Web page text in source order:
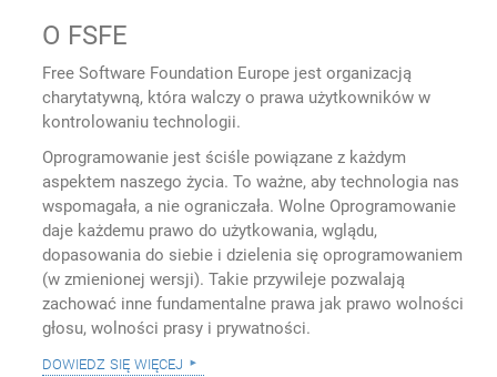
O FSFE
Free Software Foundation Europe jest organizacją
charytatywną, która walczy o prawa użytkowników w
kontrolowaniu technologii.
Oprogramowanie jest ściśle powiązane z każdym
aspektem naszego życia. To ważne, aby technologia nas
wspomagała, a nie ograniczała. Wolne Oprogramowanie
daje każdemu prawo do użytkowania, wglądu,
dopasowania do siebie i dzielenia się oprogramowaniem
(w zmienionej wersji). Takie przywileje pozwalają
zachować inne fundamentalne prawa jak prawo wolności
głosu, wolności prasy i prywatności.
dowiedz się więcej